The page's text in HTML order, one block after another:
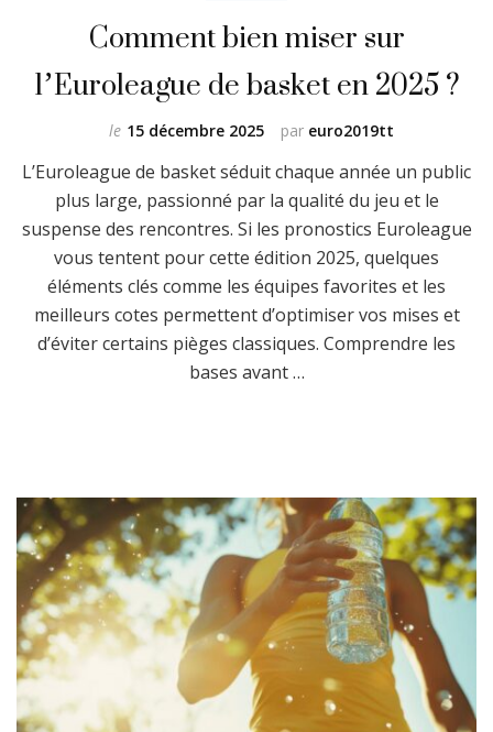
Comment bien miser sur
l’Euroleague de basket en 2025 ?
par euro2019tt
le 15 décembre 2025
L’Euroleague de basket séduit chaque année un public
plus large, passionné par la qualité du jeu et le
suspense des rencontres. Si les pronostics Euroleague
vous tentent pour cette édition 2025, quelques
éléments clés comme les équipes favorites et les
meilleurs cotes permettent d’optimiser vos mises et
d’éviter certains pièges classiques. Comprendre les
bases avant …